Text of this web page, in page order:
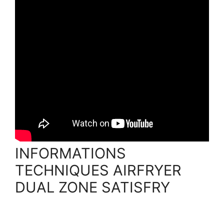
INFORMATIONS
TECHNIQUES AIRFRYER
DUAL ZONE SATISFRY